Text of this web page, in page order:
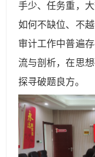
手少、任务重，
如何不缺位、不
审计工作中普遍
流与剖析，在思
探寻破题良方。